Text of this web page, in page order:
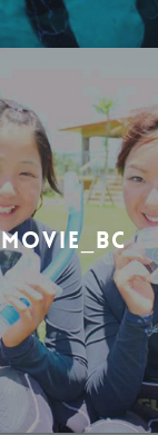
MOVIE_BC